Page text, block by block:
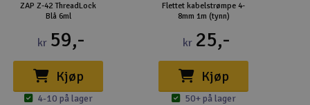
ZAP Z-42 ThreadLock
Blå 6ml
kr 59,-
Kjøp
4-10 på lager
Flettet kabelstrømpe 4-
8mm 1m (tynn)
kr 25,-
Kjøp
50+ på lager